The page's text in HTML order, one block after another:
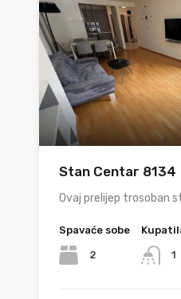
Stan Centar 8134
Ovaj prelijep trosoban
Spavaće sobe
2 1